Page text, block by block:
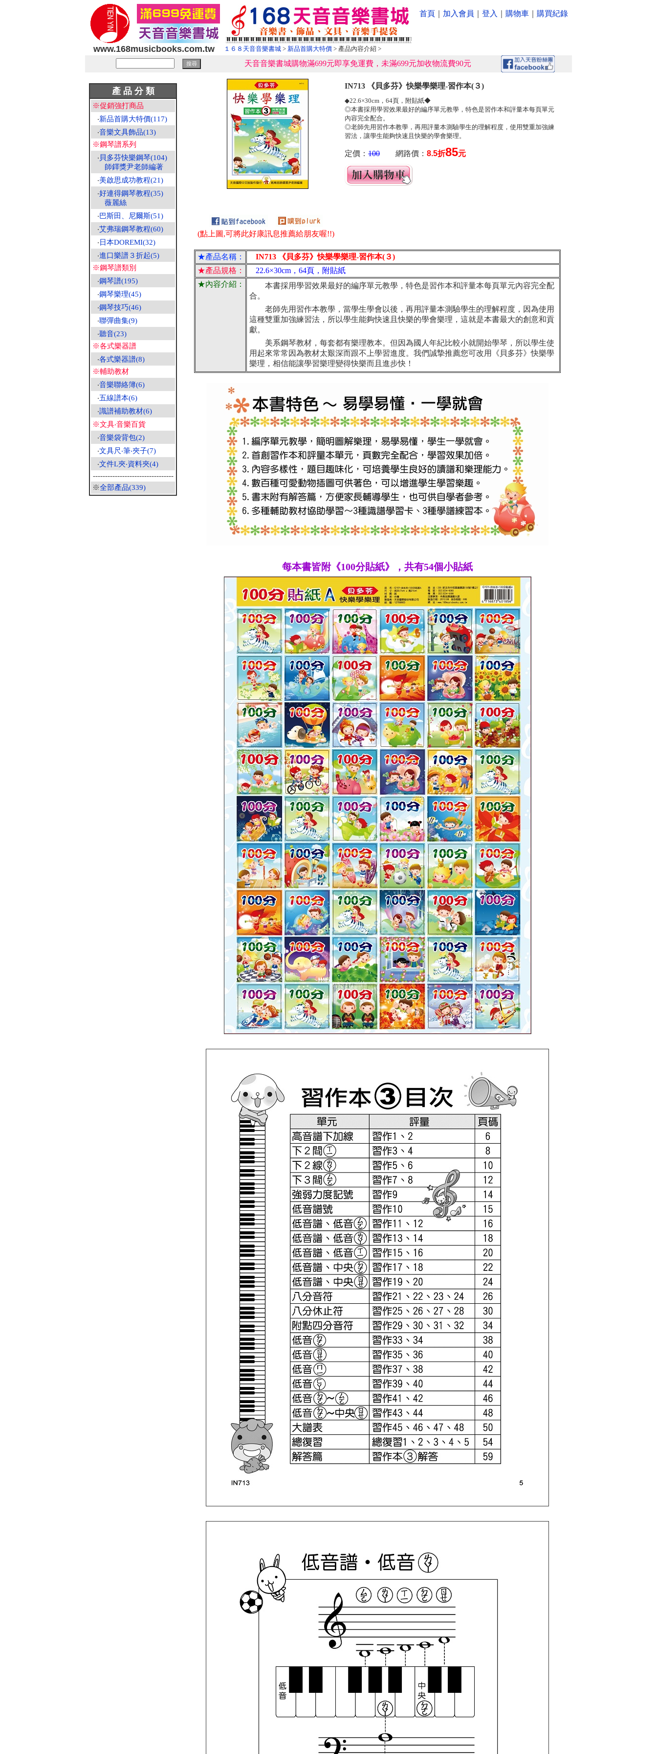
首頁 加入會員 登入 購物車 購買紀錄
www.168musicbooks.com.tw １６８天音音樂書城 > 新品首購大特價 > 產品內容介紹 >
天音音樂書城購物滿699元即享免運費，未滿699元加收物流費90元
產 品 分 類
※促銷強打商品
‧新品首購大特價(117)
‧音樂文具飾品(13)
※鋼琴譜系列
‧ 貝多芬快樂鋼琴(104)
師鐸獎尹老師編著
‧美啟思成功教程(21)
‧好連得鋼琴教程(35)
薇麗絲
‧巴斯田、尼爾斯(51)
‧艾弗瑞鋼琴教程(60)
‧ 日本DOREMI(32)
‧進口樂譜３折起(5)
※鋼琴譜類別
‧鋼琴譜(195)
‧鋼琴樂理(45)
‧鋼琴技巧(46)
‧聯彈曲集(9)
‧聽音(23)
※各式樂器譜
‧各式樂器譜(8)
※輔助教材
‧音樂聯絡簿(6)
‧五線譜本(6)
‧識譜補助教材(6)
※文具‧音樂百貨
‧音樂袋背包(2)
‧文具尺‧筆‧夾子(7)
‧文件L夾‧資料夾(4)
---------------------------------
※全部產品(339)
(點上圖,可將此好康訊息推薦給朋友喔!!)
IN713 《貝多芬》快樂學樂理-習作本(３)
◆22.6×30cm，64頁，附貼紙◆
◎本書採用學習效果最好的編序單元教學，特色是習作本和評量本每頁單元
內容完全配合。
◎老師先用習作本教學，再用評量本測驗學生的理解程度，使用雙重加強練
習法，讓學生能夠快速且快樂的學會樂理。
定價： 100 網路價： 8.5折85元
★產品名稱：
IN713 《貝多芬》快樂學樂理-習作本(３)
★產品規格：
22.6×30cm，64頁，附貼紙
★內容介紹：
本書採用學習效果最好的編序單元教學，特色是習作本和評量本每頁單元內容完全配
合。
老師先用習作本教學，當學生學會以後，再用評量本測驗學生的理解程度，因為使用
這種雙重加強練習法，所以學生能夠快速且快樂的學會樂理，這就是本書最大的創意和貢
獻。
美系鋼琴教材，每套都有樂理教本。但因為國人年紀比較小就開始學琴，所以學生使
用起來常常因為教材太艱深而跟不上學習進度。我們誠摯推薦您可改用《貝多芬》快樂學
樂理，相信能讓學習樂理變得快樂而且進步快！
每本書皆附《100分貼紙》，共有54個小貼紙